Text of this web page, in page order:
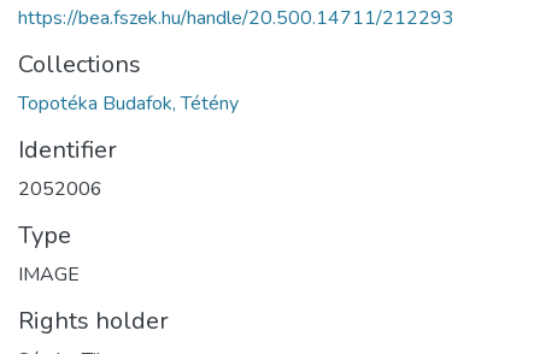
https://bea.fszek.hu/handle/20.500.14711/212293
Collections
Topotéka Budafok, Tétény
Identifier
2052006
Type
IMAGE
Rights holder